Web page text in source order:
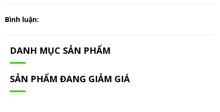
Bình luận:
DANH MỤC SẢN PHẨM
SẢN PHẨM ĐANG GIẢM GIÁ